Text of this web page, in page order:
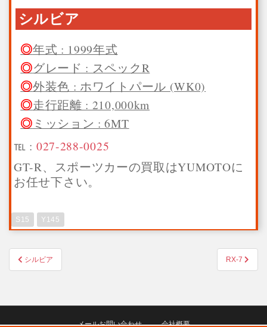
シルビア
年式 : 1999年式
グレード : スペックR
外装色 : ホワイトパール (WK0)
走行距離 : 210,000km
ミッション : 6MT
℡ : 027-288-0025
GT-R、スポーツカーの買取はYUMOTOに
お任せ下さい。
S15 Y145
投
稿
ビ
シルビア RX-7
メールお問い合わせ 会社概要